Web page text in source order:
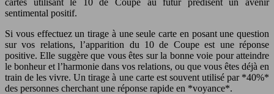
cartes utilisant le 10 de Coupe au futur prédisent un avenir
sentimental positif.
Si vous effectuez un tirage à une seule carte en posant une question
sur vos relations, l’apparition du 10 de Coupe est une réponse
positive. Elle suggère que vous êtes sur la bonne voie pour atteindre
le bonheur et l’harmonie dans vos relations, ou que vous êtes déjà en
train de les vivre. Un tirage à une carte est souvent utilisé par *40%*
des personnes cherchant une réponse rapide en *voyance*.